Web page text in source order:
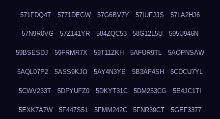
571FDQ4T 5771DEGW 57G6BV7Y 57IUFJJS 57LA2HJ6
57N9R0VG 57Z141YR 584ZQC53 58G12L5U 595U946N
59BSESDJ 59FRMR7X 59T11ZKH 5AFUR9TL 5AOPNSAW
5AQL07P2 5ASS9KJO 5AY4N3YE 5B3AF4SH 5CDCU7YL
5CWV233T 5DFYUFZ0 5DKYT31C 5DM253CG 5E4JC1TI
5EXK7A7W 5F447S51 5FMM242C 5FNR39CT 5GEF3377